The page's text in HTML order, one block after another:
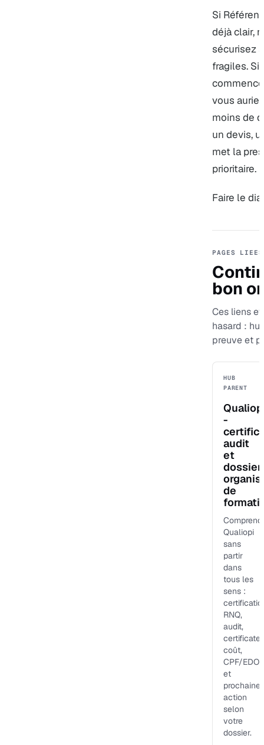
Si
déjà clair,
sécurisez
fragiles. Si
vous
moins de
un devis,
met la
prioritaire.
Faire le
PAGES LIEES
bon
Ces liens
hasard :
preuve et
HUB
PARENT
-
audit
et
dossier
de
Qualiopi
sans
partir
dans
tous les
sens :
RNQ,
audit,
coût,
CPF/EDOF
et
prochaine
action
selon
votre
dossier.